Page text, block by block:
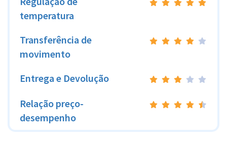
temperatura
Transferência de
movimento
Entrega e Devolução
Relação preço-
desempenho